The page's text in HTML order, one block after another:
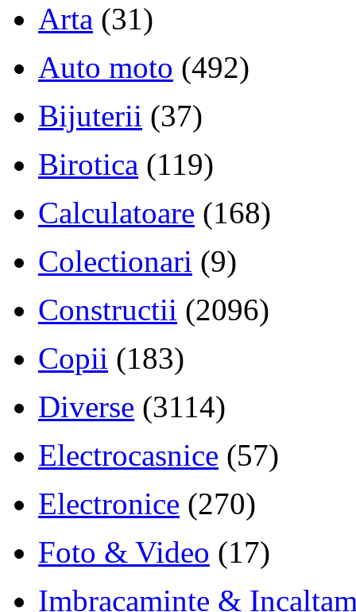
Arta (31)
Auto moto (492)
Bijuterii (37)
Birotica (119)
Calculatoare (168)
Colectionari (9)
Constructii (2096)
Copii (183)
Diverse (3114)
Electrocasnice (57)
Electronice (270)
Foto & Video (17)
Imbracaminte &